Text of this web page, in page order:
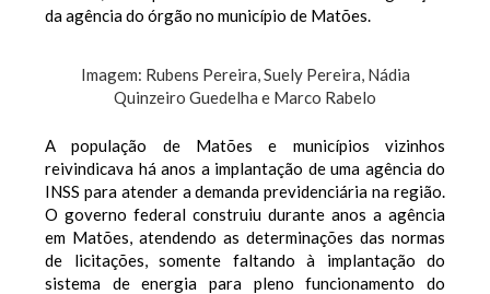
da agência do órgão no município de Matões.
Imagem: Rubens Pereira, Suely Pereira, Nádia
Quinzeiro Guedelha e Marco Rabelo
A população de Matões e municípios vizinhos
reivindicava há anos a implantação de uma agência do
INSS para atender a demanda previdenciária na região.
O governo federal construiu durante anos a agência
em Matões, atendendo as determinações das normas
de licitações, somente faltando à implantação do
sistema de energia para pleno funcionamento do